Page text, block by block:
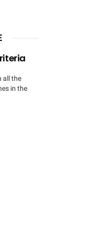
all the
in the